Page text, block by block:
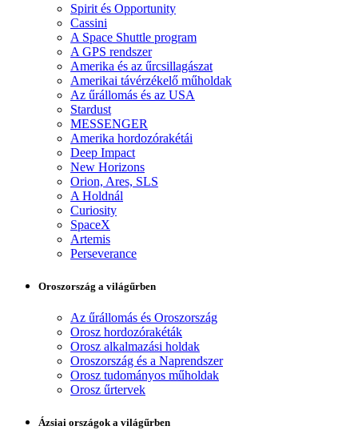
Spirit és Opportunity
Cassini
A Space Shuttle program
A GPS rendszer
Amerika és az űrcsillagászat
Amerikai távérzékelő műholdak
Az űrállomás és az USA
Stardust
MESSENGER
Amerika hordozórakétái
Deep Impact
New Horizons
Orion, Ares, SLS
A Holdnál
Curiosity
SpaceX
Artemis
Perseverance
Oroszország a világűrben
Az űrállomás és Oroszország
Orosz hordozórakéták
Orosz alkalmazási holdak
Oroszország és a Naprendszer
Orosz tudományos műholdak
Orosz űrtervek
Ázsiai országok a világűrben